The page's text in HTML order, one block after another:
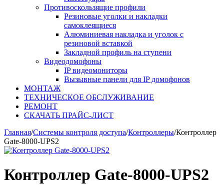
Противоскользящие профили
Резиновые уголки и накладки
самоклеящиеся
Алюминиевая накладка и уголок с
резиновой вставкой
Закладной профиль на ступени
Видеодомофоны
IP видеомониторы
Вызывные панели для IP домофонов
МОНТАЖ
ТЕХНИЧЕСКОЕ ОБСЛУЖИВАНИЕ
РЕМОНТ
СКАЧАТЬ ПРАЙС-ЛИСТ
Главная/Системы контроля доступа/Контроллеры/Контроллер
Gate-8000-UPS2
Контроллер Gate-8000-UPS2